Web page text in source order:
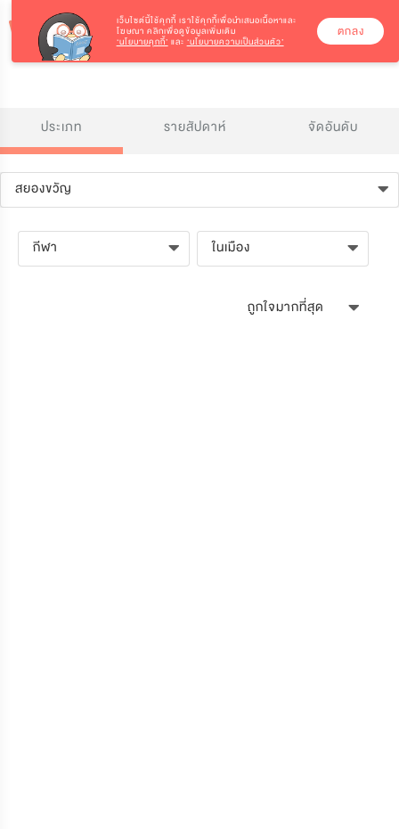
ประเภท รายสัปดาห์ จัดอันดับ
สยองขวัญ
กีฬา ในเมือง
ถูกใจมากที่สุด
เว็บไซต์นี้ใช้คุกกี้ เราใช้คุกกี้เพื่อนำเสนอเนื้อหาและ
โฆษณา คลิกเพื่อดูข้อมูลเพิ่มเติม
‘นโยบายคุกกี้’ และ ‘นโยบายความเป็นส่วนตัว’
ตกลง